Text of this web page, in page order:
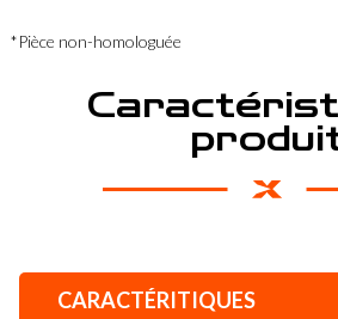
*Pièce non-homologuée
CARACTÉRITIQUES